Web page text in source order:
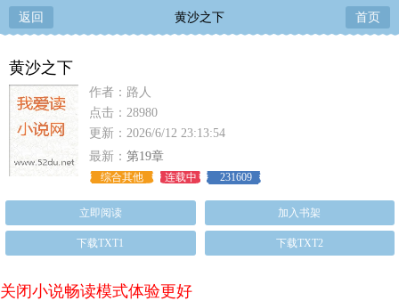
返回 黄沙之下 首页
黄沙之下
作者：路人
点击：28980
更新：2026/6/12 23:13:54
最新： 第19章
综合其他 连载中 231609
立即阅读 加入书架
下载TXT1 下载TXT2
关闭小说畅读模式体验更好